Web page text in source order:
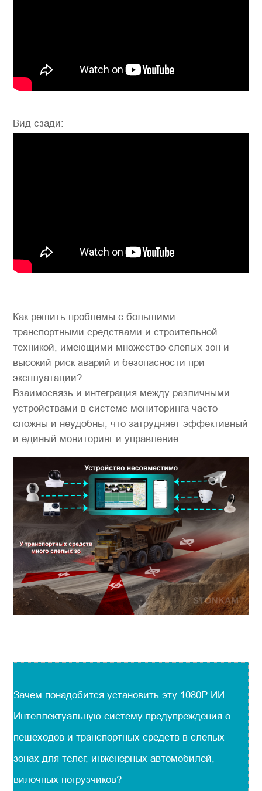
Вид сзади:
Как решить проблемы с большими
транспортными средствами и строительной
техникой, имеющими множество слепых зон и
высокий риск аварий и безопасности при
эксплуатации?
Взаимосвязь и интеграция между различными
устройствами в системе мониторинга часто
сложны и неудобны, что затрудняет эффективный
и единый мониторинг и управление.
Зачем понадобится установить эту 1080P ИИ
Интеллектуальную систему предупреждения о
пешеходов и транспортных средств в слепых
зонах для телег, инженерных автомобилей,
вилочных погрузчиков?